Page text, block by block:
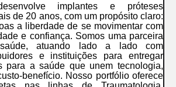
implantes e próteses
de 20 anos, com um propósito claro:
a liberdade de se movimentarcom
e confiança. Somos uma parceira
atuando lado a lado com
e instituições para entregar
para a saúde que unemtecnologia,
benefício. Nosso portfólio oferece